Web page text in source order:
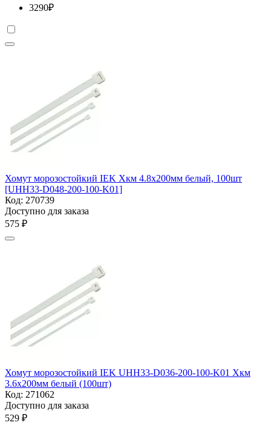
3290₽
Хомут морозостойкий IEK Хкм 4.8х200мм белый, 100шт
[UHH33-D048-200-100-K01]
Код: 270739
Доступно для заказа
‍575‍ ₽
Хомут морозостойкий IEK UHH33-D036-200-100-K01 Хкм
3.6х200мм белый (100шт)
Код: 271062
Доступно для заказа
‍529‍ ₽